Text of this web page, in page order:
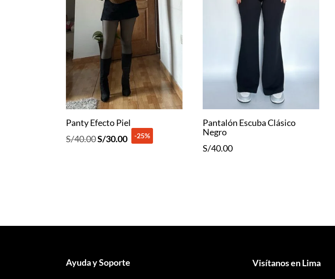
Panty Efecto Piel
S/40.00El
S/30.00El-25%
Pantalón Escuba Clásico
Negro
S/40.00
Ayuda y Soporte Visítanos en Lima